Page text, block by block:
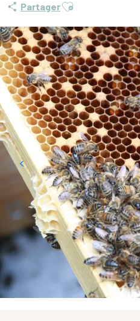
PartagerAjouter aux favoris